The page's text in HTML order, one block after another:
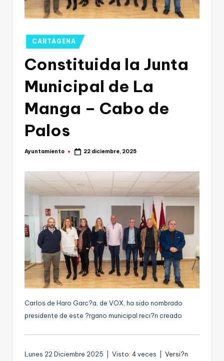
Publicado
en
CARTAGENA
Constituida la Junta
Municipal de La
Manga – Cabo de
Palos
Publicado
Ayuntamiento 22 diciembre, 2025
Carlos de Haro Garc?a, de VOX, ha sido nombrado
presidente de este ?rgano municipal reci?n creado
Lunes 22 Diciembre 2025 | Visto: 4 veces | Versi?n